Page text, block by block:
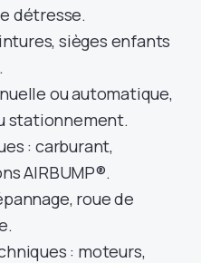
détresse.
sièges enfants
ou automatique,
stationnement.
: carburant,
AIRBUMP®.
roue de
: moteurs,